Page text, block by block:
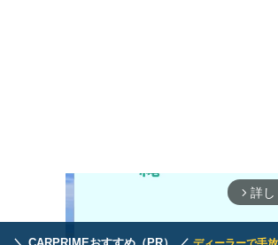
arrow_forward_ios 詳し